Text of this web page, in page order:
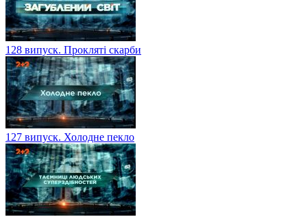
128 випуск. Прокляті скарби
127 випуск. Холодне пекло